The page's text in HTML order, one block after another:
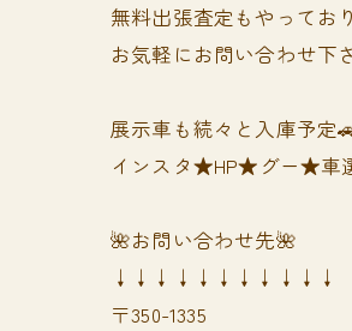
無料出張査定もやってお
お気軽にお問い合わせ下
展示車も続々と入庫予定
インスタ★HP★グー★車
🌺お問い合わせ先🌺
↓↓↓↓↓↓↓↓↓↓↓
〒350-1335